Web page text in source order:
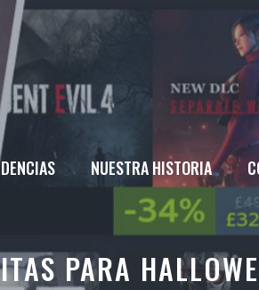
NUESTRA HISTORIA
PARA